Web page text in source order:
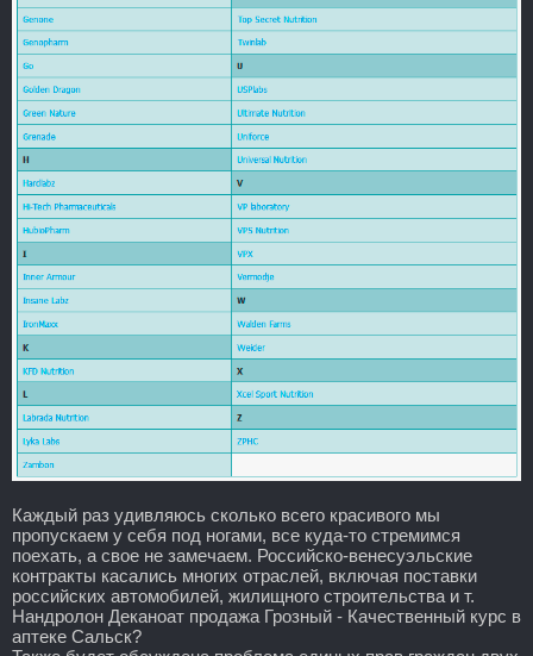
Каждый раз удивляюсь сколько всего красивого мы
пропускаем у себя под ногами, все куда-то стремимся
поехать, а свое не замечаем. Российско-венесуэльские
контракты касались многих отраслей, включая поставки
российских автомобилей, жилищного строительства и т.
Нандролон Деканоат продажа Грозный - Качественный курс в
аптеке Сальск?